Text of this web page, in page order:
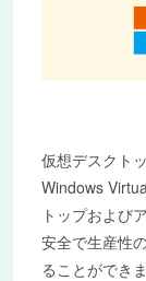
仮想デスクト
Windows
トップおよび
安全で生産性
ることができま